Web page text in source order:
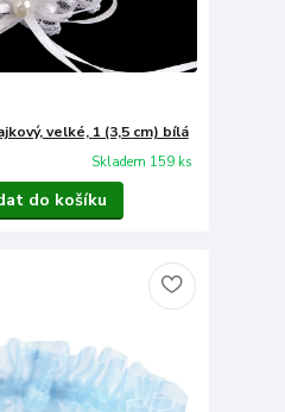
velké, 1 (3,5 cm) bílá
Skladem 159 ks
do košíku